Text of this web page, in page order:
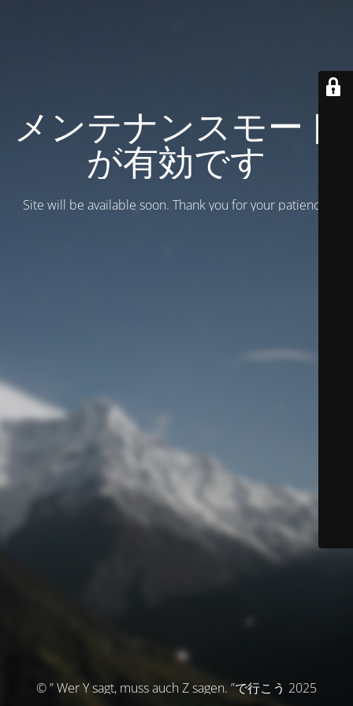
メンテナンスモード
が有効です
Site will be available soon. Thank you for your patience!
© ” Wer Y sagt, muss auch Z sagen. ”で行こう 2025